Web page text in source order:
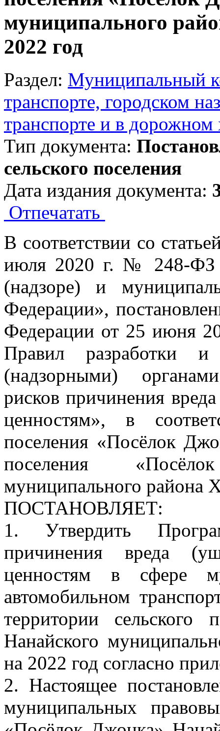
муниципального
2022 год
Раздел: Муниципальный
транспорте, городском
транспорте и в дорожном
Тип документа:
сельского поселения
Дата издания документа:
Отпечатать
В соответствии со
июля 2020 г. № 248-ФЗ
(надзоре) и
Федерации»,
Федерации от 25 июня
Правил разработки и
(надзорными)
рисков причинения
ценностям», в
поселения «Посёлок
поселения
муниципального района
ПОСТАНОВЛЯЕТ:
1. Утвердить
причинения вреда
ценностям в сфере
автомобильном
территории сельского
Нанайского
на 2022 год согласно
2. Настоящее
муниципальных